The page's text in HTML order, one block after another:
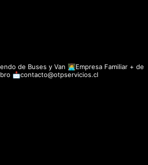
de Buses y Van 👩‍💻Empresa Familiar + de
📩contacto@otpservicios.cl